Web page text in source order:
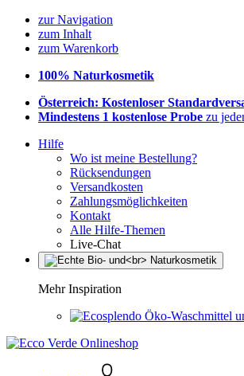
zur Navigation
zum Inhalt
zum Warenkorb
100% Naturkosmetik
Österreich: Kostenloser
Mindestens 1 kostenlose Probe zu
Hilfe
Wo ist meine Bestellung?
Rücksendungen
Versandkosten
Zahlungsmöglichkeiten
Kontakt
Alle Hilfe-Themen
Live-Chat
Mehr Inspiration
Öko-Waschmittel